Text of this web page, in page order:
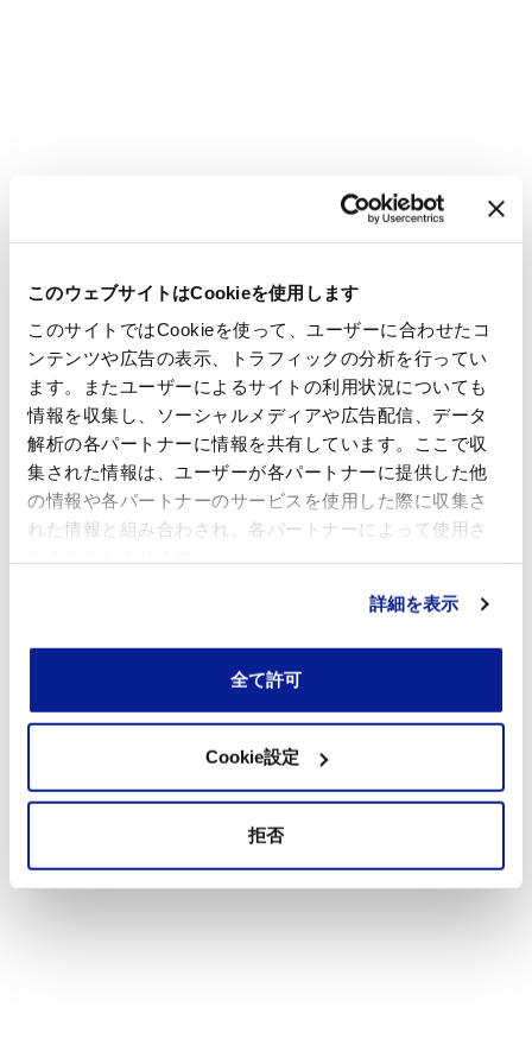
このウェブサイトはCookieを使用します
このサイトではCookieを使って、ユーザーに合わせたコ
ンテンツや広告の表示、トラフィックの分析を行ってい
ます。またユーザーによるサイトの利用状況についても
情報を収集し、ソーシャルメディアや広告配信、データ
解析の各パートナーに情報を共有しています。ここで収
集された情報は、ユーザーが各パートナーに提供した他
の情報や各パートナーのサービスを使用した際に収集さ
れた情報と組み合わされ、各パートナーによって使用さ
詳細を表示
全て許可
Cookie設定
拒否